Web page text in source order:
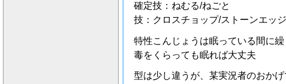
確定技：ねむる/ねごと
技：クロスチョップ/ストーンエッ
特性こんじょうは眠っている間に繰
毒をくらっても眠れば大丈夫
型は少し違うが、某実況者のおか